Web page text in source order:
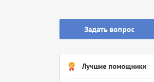
Задать вопрос
Лучшие помощники